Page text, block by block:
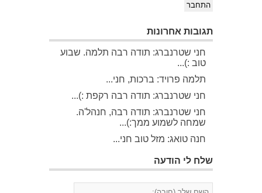
התחבר
תגובות אחרונות
חני שטרנברג: תודה רבה תלמה. שבוע
טוב :)...
תלמה פרויד: ברכות, חני...
חני שטרנברג: תודה רבה רקפת :)...
חני שטרנברג: תודה רבה, חנהל'ה.
שמחה לשמוע ממך:)...
חנה טואג: מזל טוב חני...
שלח לי הודעה